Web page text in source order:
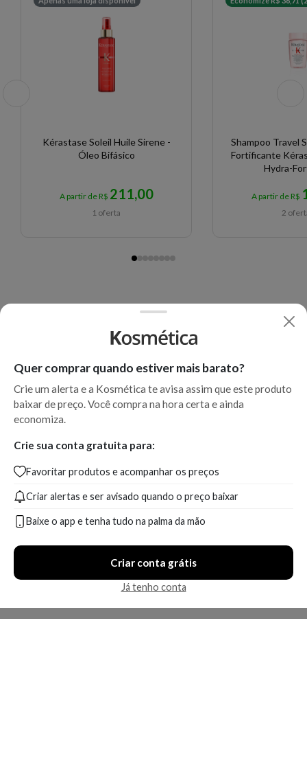
Kérastase Soleil Huile Sirene -
Óleo Bifásico
A partir de R$ 211,00
1 oferta
Shampoo Travel
Fortificante
Hydra-
A partir de R$
2
Quer comprar quando estiver mais barato?
Crie um alerta e a Kosmética te avisa assim que este produto
baixar de preço. Você compra na hora certa e ainda
economiza.
Crie sua conta gratuita para:
Favoritar produtos e acompanhar os preços
Criar alertas e ser avisado quando o preço baixar
Baixe o app e tenha tudo na palma da mão
Criar conta grátis
Já tenho conta